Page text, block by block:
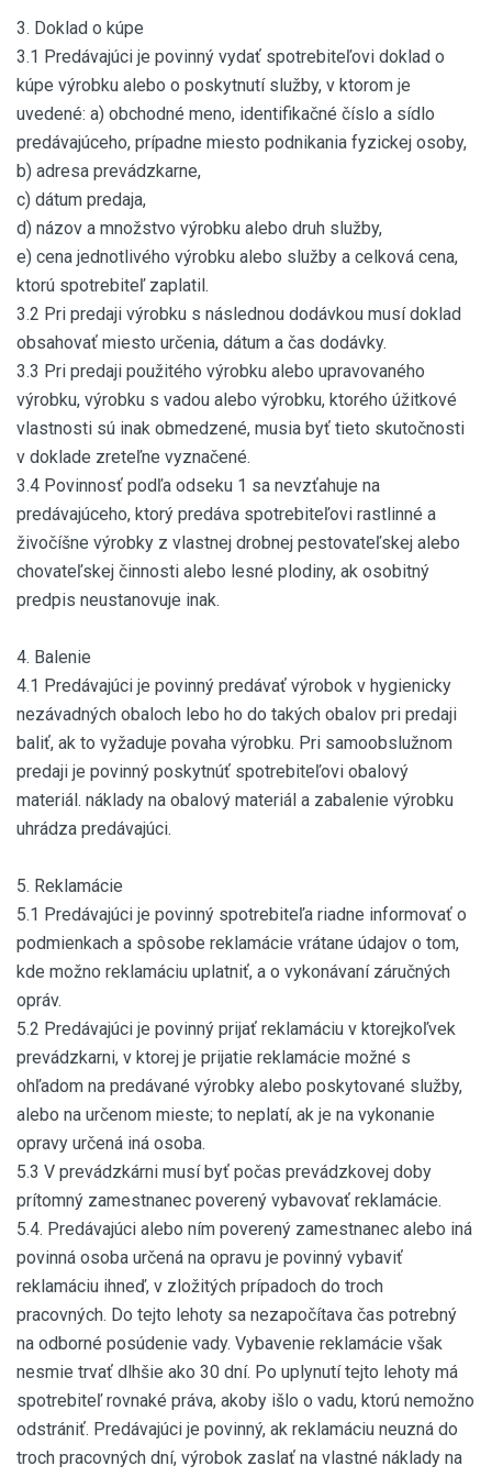
3. Doklad o kúpe
3.1 Predávajúci je povinný vydať spotrebiteľovi doklad o
kúpe výrobku alebo o poskytnutí služby, v ktorom je
uvedené: a) obchodné meno, identifikačné číslo a sídlo
predávajúceho, prípadne miesto podnikania fyzickej osoby,
b) adresa prevádzkarne,
c) dátum predaja,
d) názov a množstvo výrobku alebo druh služby,
e) cena jednotlivého výrobku alebo služby a celková cena,
ktorú spotrebiteľ zaplatil.
3.2 Pri predaji výrobku s následnou dodávkou musí doklad
obsahovať miesto určenia, dátum a čas dodávky.
3.3 Pri predaji použitého výrobku alebo upravovaného
výrobku, výrobku s vadou alebo výrobku, ktorého úžitkové
vlastnosti sú inak obmedzené, musia byť tieto skutočnosti
v doklade zreteľne vyznačené.
3.4 Povinnosť podľa odseku 1 sa nevzťahuje na
predávajúceho, ktorý predáva spotrebiteľovi rastlinné a
živočíšne výrobky z vlastnej drobnej pestovateľskej alebo
chovateľskej činnosti alebo lesné plodiny, ak osobitný
predpis neustanovuje inak.
4. Balenie
4.1 Predávajúci je povinný predávať výrobok v hygienicky
nezávadných obaloch lebo ho do takých obalov pri predaji
baliť, ak to vyžaduje povaha výrobku. Pri samoobslužnom
predaji je povinný poskytnúť spotrebiteľovi obalový
materiál. náklady na obalový materiál a zabalenie výrobku
uhrádza predávajúci.
5. Reklamácie
5.1 Predávajúci je povinný spotrebiteľa riadne informovať o
podmienkach a spôsobe reklamácie vrátane údajov o tom,
kde možno reklamáciu uplatniť, a o vykonávaní záručných
opráv.
5.2 Predávajúci je povinný prijať reklamáciu v ktorejkoľvek
prevádzkarni, v ktorej je prijatie reklamácie možné s
ohľadom na predávané výrobky alebo poskytované služby,
alebo na určenom mieste; to neplatí, ak je na vykonanie
opravy určená iná osoba.
5.3 V prevádzkárni musí byť počas prevádzkovej doby
prítomný zamestnanec poverený vybavovať reklamácie.
5.4. Predávajúci alebo ním poverený zamestnanec alebo iná
povinná osoba určená na opravu je povinný vybaviť
reklamáciu ihneď, v zložitých prípadoch do troch
pracovných. Do tejto lehoty sa nezapočítava čas potrebný
na odborné posúdenie vady. Vybavenie reklamácie však
nesmie trvať dlhšie ako 30 dní. Po uplynutí tejto lehoty má
spotrebiteľ rovnaké práva, akoby išlo o vadu, ktorú nemožno
odstrániť. Predávajúci je povinný, ak reklamáciu neuzná do
troch pracovných dní, výrobok zaslať na vlastné náklady na